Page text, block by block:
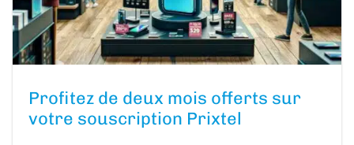
Profitez de deux mois offerts sur
votre souscription Prixtel